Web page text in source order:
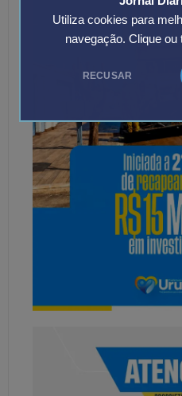
Utiliza cookies para
navegação. Clique ou
RECUSAR